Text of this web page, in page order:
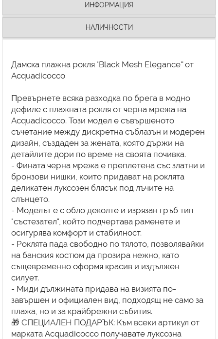
ИНФОРМАЦИЯ
НАЛИЧНОСТИ
Дамска плажна рокля "Black Mesh Elegance'' от
Acquadicocco
Превърнете всяка разходка по брега в модно
дефиле с плажната рокля от черна мрежа на
Acquadicocco. Този модел е съвършеното
съчетание между дискретна съблазън и модерен
дизайн, създаден за жената, която държи на
детайлите дори по време на своята почивка.
- Фината черна мрежа е преплетена със златни и
бронзови нишки, които придават на роклята
деликатен луксозен блясък под лъчите на
слънцето.
- Моделът е с обло деколте и изрязан гръб тип
"състезател", който подчертава раменете и
осигурява комфорт и стабилност.
- Роклята пада свободно по тялото, позволявайки
на банския костюм да прозира нежно, като
същевременно оформя красив и издължен
силует.
- Миди дължината придава на визията по-
завършен и официален вид, подходящ не само за
плажа, но и за крайбрежни събития.
🎁 СПЕЦИАЛЕН ПОДАРЪК: Към всеки артикул от
марката Acquadicocco получавате луксозна